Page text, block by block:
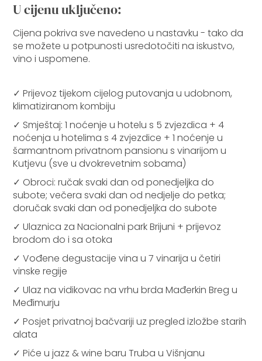
U cijenu uključeno:
Cijena pokriva sve navedeno u nastavku - tako da
se možete u potpunosti usredotočiti na iskustvo,
vino i uspomene.
✓ Prijevoz tijekom cijelog putovanja u udobnom,
klimatiziranom kombiju
✓ Smještaj: 1 noćenje u hotelu s 5 zvjezdica + 4
noćenja u hotelima s 4 zvjezdice + 1 noćenje u
šarmantnom privatnom pansionu s vinarijom u
Kutjevu (sve u dvokrevetnim sobama)
✓ Obroci: ručak svaki dan od ponedjeljka do
subote; večera svaki dan od nedjelje do petka;
doručak svaki dan od ponedjeljka do subote
✓ Ulaznica za Nacionalni park Brijuni + prijevoz
brodom do i sa otoka
✓ Vođene degustacije vina u 7 vinarija u četiri
vinske regije
✓ Ulaz na vidikovac na vrhu brda Mađerkin Breg u
Međimurju
✓ Posjet privatnoj bačvariji uz pregled izložbe starih
alata
✓ Piće u jazz & wine baru Truba u Višnjanu